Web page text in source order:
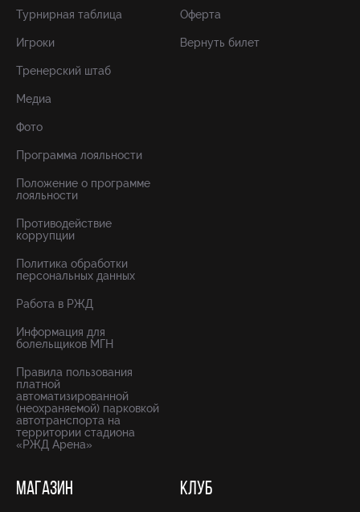
Турнирная таблица
Игроки
Тренерский штаб
Медиа
Фото
Программа лояльности
Положение о программе
лояльности
Противодействие
коррупции
Политика обработки
персональных данных
Работа в РЖД
Информация для
болельщиков МГН
Правила пользования
платной
автоматизированной
(неохраняемой) парковкой
автотранспорта на
территории стадиона
«РЖД Арена»
Оферта
Вернуть билет
МАГАЗИН КЛУБ